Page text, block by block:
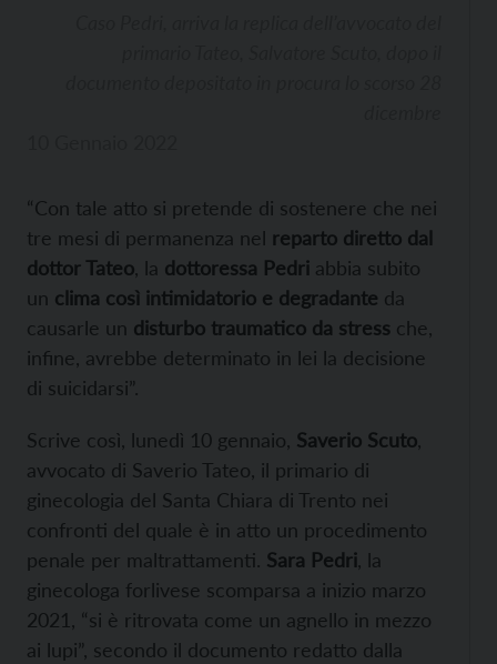
“Con tale atto si pretende di sostenere che nei
tre mesi di permanenza nel reparto diretto dal
dottor Tateo , la dottoressa Pedri abbia subito
un clima così intimidatorio e degradante da
causarle un disturbo traumatico da stress che,
infine, avrebbe determinato in lei la decisione
di suicidarsi”.
Scrive così, lunedì 10 gennaio, Saverio Scuto
avvocato di Saverio Tateo, il primario di
ginecologia del Santa Chiara di Trento nei
confronti del quale è in atto un procedimento
penale per maltrattamenti. Sara Pedri , la
ginecologa forlivese scomparsa a inizio marzo
2021, “si è ritrovata come un agnello in mezzo
ai lupi”, secondo il documento redatto dalla